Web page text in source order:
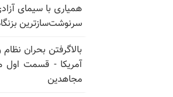
همیاری با سیمای
سرنوشت‌سازترین
بالا‌گرفتن بحران
آمریکا - قسمت اول
مجاهدین